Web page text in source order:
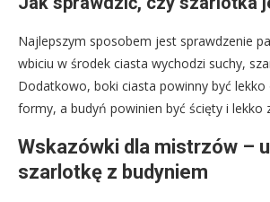
Najlepszym sposobem jest sprawdzenie
wbiciu w środek ciasta wychodzi suchy,
Dodatkowo, boki ciasta powinny być
formy, a budyń powinien być ścięty i lekko
Wskazówki dla mistrzów –
szarlotkę z budyniem